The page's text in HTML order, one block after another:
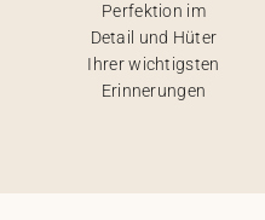
Perfektion im
Detail und Hüter
Ihrer wichtigsten
Erinnerungen